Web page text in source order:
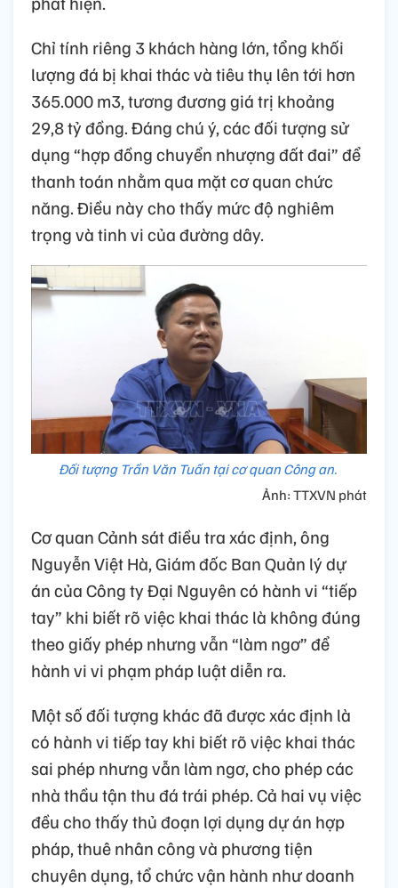
Chỉ tính riêng 3 khách hàng lớn, tổng khối
lượng đá bị khai thác và tiêu thụ lên tới hơn
365.000 m3, tương đương giá trị khoảng
29,8 tỷ đồng. Đáng chú ý, các đối tượng sử
dụng “hợp đồng chuyển nhượng đất đai” để
thanh toán nhằm qua mặt cơ quan chức
năng. Điều này cho thấy mức độ nghiêm
trọng và tinh vi của đường dây.
Đối tượng Trần Văn Tuấn tại cơ quan Công an.
Ảnh: TTXVN phát
Cơ quan Cảnh sát điều tra xác định, ông
Nguyễn Việt Hà, Giám đốc Ban Quản lý dự
án của Công ty Đại Nguyên có hành vi “tiếp
tay” khi biết rõ việc khai thác là không đúng
theo giấy phép nhưng vẫn “làm ngơ” để
hành vi vi phạm pháp luật diễn ra.
Một số đối tượng khác đã được xác định là
có hành vi tiếp tay khi biết rõ việc khai thác
sai phép nhưng vẫn làm ngơ, cho phép các
nhà thầu tận thu đá trái phép. Cả hai vụ việc
đều cho thấy thủ đoạn lợi dụng dự án hợp
pháp, thuê nhân công và phương tiện
chuyên dụng, tổ chức vận hành như doanh